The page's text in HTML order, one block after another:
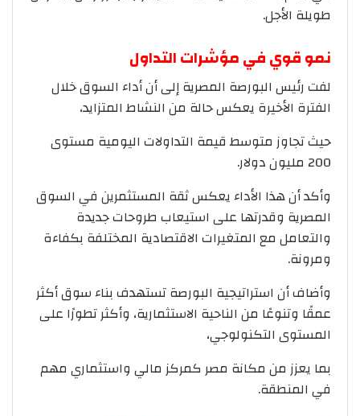
طويلة الأجل.
نمو قوي في مؤشرات التداول
لفت رئيس البورصة المصرية إلى أن أداء السوق خلال
الفترة الأخيرة يعكس حالة من النشاط المتزايد،
حيث تجاوز متوسط قيمة التداولات اليومية مستوى
200 مليون دولار.
وأكد أن هذا الأداء يعكس ثقة المستثمرين في السوق
المصرية وقدرتها على استيعاب طروحات جديدة
والتعامل مع المتغيرات الاقتصادية المختلفة بكفاءة
ومرونة.
وأضاف أن استراتيجية البورصة تستهدف بناء سوق أكثر
عمقًا وتنوعًا من الناحية الاستثمارية، وأكثر تطورًا على
المستوى التكنولوجي،
بما يعزز من مكانة مصر كمركز مالي واستثماري مهم
في المنطقة.